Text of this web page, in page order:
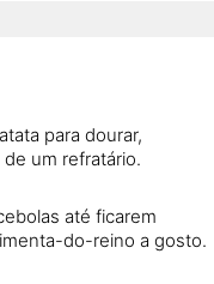
para dourar,
um refratário.
até ficarem
do-reino a gosto.